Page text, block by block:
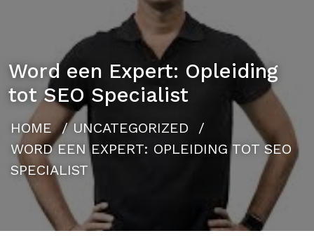
Word een Expert: Opleiding
tot SEO Specialist
HOME/ UNCATEGORIZED /
WORD EEN EXPERT: OPLEIDING TOT SEO
SPECIALIST